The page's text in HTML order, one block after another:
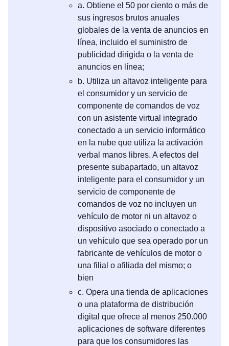
a. Obtiene el 50 por ciento o más de
sus ingresos brutos anuales
globales de la venta de anuncios en
línea, incluido el suministro de
publicidad dirigida o la venta de
anuncios en línea;
b. Utiliza un altavoz inteligente para
el consumidor y un servicio de
componente de comandos de voz
con un asistente virtual integrado
conectado a un servicio informático
en la nube que utiliza la activación
verbal manos libres. A efectos del
presente subapartado, un altavoz
inteligente para el consumidor y un
servicio de componente de
comandos de voz no incluyen un
vehículo de motor ni un altavoz o
dispositivo asociado o conectado a
un vehículo que sea operado por un
fabricante de vehículos de motor o
una filial o afiliada del mismo; o
bien
c. Opera una tienda de aplicaciones
o una plataforma de distribución
digital que ofrece al menos 250.000
aplicaciones de software diferentes
para que los consumidores las